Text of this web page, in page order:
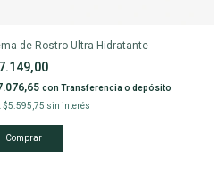
de Rostro Ultra Hidratante
con Transferencia o depósito
$5.595,75 sin interés